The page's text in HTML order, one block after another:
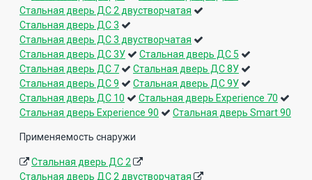
Стальная дверь ДС 2 двустворчатая
Стальная дверь ДС 3
Стальная дверь ДС 3 двустворчатая
Стальная дверь ДС 3У
Стальная дверь ДС 5
Стальная дверь ДС 7
Стальная дверь ДС 8У
Стальная дверь ДС 9
Стальная дверь ДС 9У
Стальная дверь ДС 10
Стальная дверь Experience 70
Стальная дверь Experience 90
Стальная дверь Smart 90
Применяемость снаружи
Стальная дверь ДС 2
Стальная дверь ДС 2 двустворчатая